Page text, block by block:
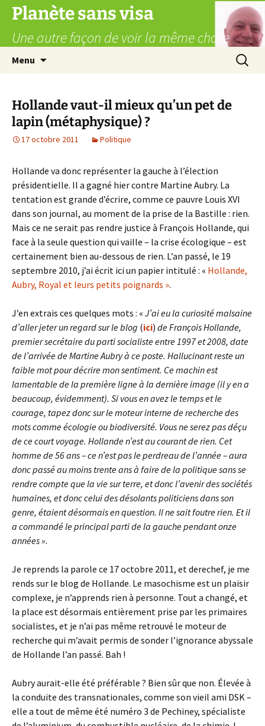
Aller
contenu
Planète sans visa
Une autre façon de voir la même chose
Menu
Hollande vaut-il mieux qu’un pet de
lapin (métaphysique) ?
17 octobre 2011 Politique
Hollande va donc représenter la gauche à l’élection
présidentielle. Il a gagné hier contre Martine Aubry. La
tentation est grande d’écrire, comme ce pauvre Louis XVI
dans son journal, au moment de la prise de la Bastille : rien.
Mais ce ne serait pas rendre justice à François Hollande, qui
face à la seule question qui vaille – la crise écologique – est
certainement bien au-dessous de rien. L’an passé, le 19
septembre 2010, j’ai écrit ici un papier intitulé : « Hollande,
Aubry, Royal et leurs petits poignards ».
J’en extrais ces quelques mots : « J’ai eu la curiosité malsaine
d’aller jeter un regard sur le blog (ici) de François Hollande,
premier secrétaire du parti socialiste entre 1997 et 2008, date
de l’arrivée de Martine Aubry à ce poste. Hallucinant reste un
faible mot pour décrire mon sentiment. Ce machin est
lamentable de la première ligne à la dernière image (il y en a
beaucoup, évidemment). Si vous en avez le temps et le
courage, tapez donc sur le moteur interne de recherche des
mots comme écologie ou biodiversité. Vous ne serez pas déçu
de ce court voyage. Hollande n’est au courant de rien. Cet
homme de 56 ans – ce n’est pas le perdreau de l’année – aura
donc passé au moins trente ans à faire de la politique sans se
rendre compte que la vie sur terre, et donc l’avenir des sociétés
humaines, et donc celui des désolants politiciens dans son
genre, étaient désormais en question. Il ne sait foutre rien. Et il
a commandé le principal parti de la gauche pendant onze
années ».
Je reprends la parole ce 17 octobre 2011, et derechef, je me
rends sur le blog de Hollande. Le masochisme est un plaisir
complexe, je n’apprends rien à personne. Tout a changé, et
la place est désormais entièrement prise par les primaires
socialistes, et je n’ai pas même retrouvé le moteur de
recherche qui m’avait permis de sonder l’ignorance abyssale
de Hollande l’an passé. Bah !
Aubry aurait-elle été préférable ? Bien sûr que non. Élevée à
la conduite des transnationales, comme son vieil ami DSK –
elle a tout de même été numéro 3 de Pechiney, spécialiste